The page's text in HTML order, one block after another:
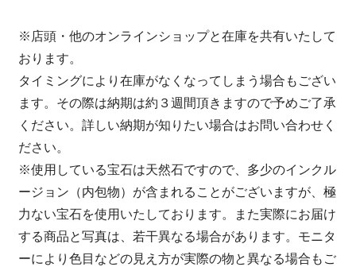
※店頭・他のオンラインショップと在庫を共有いたして
おります。
タイミングにより在庫がなくなってしまう場合もござい
ます。その際は納期は約３週間頂きますので予めご了承
ください。詳しい納期が知りたい場合はお問い合わせく
ださい。
※使用している宝石は天然石ですので、多少のインクル
ージョン（内包物）が含まれることがございますが、極
力ない宝石を使用いたしております。また実際にお届け
する商品と写真は、若干異なる場合があります。モニタ
ーにより色目などの見え方が実際の物と異なる場合もご